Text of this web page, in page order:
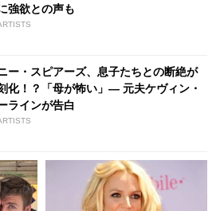
強欲との声も
ー・スピアーズ、息子たちとの断絶が
化！？「母が怖い」— 元夫ケヴィン・
ラインが告白